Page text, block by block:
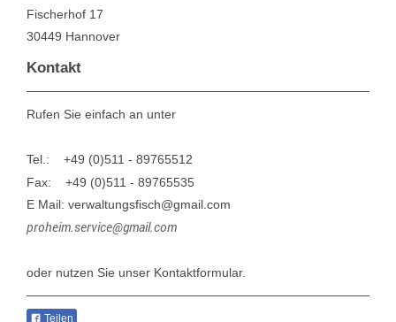
Fischerhof 17
30449 Hannover
Kontakt
Rufen Sie einfach an unter
Tel.: +49 (0)511 - 89765512
Fax: +49 (0)511 - 89765535
E Mail: verwaltungsfisch@gmail.com
proheim.service@gmail.com
oder nutzen Sie unser Kontaktformular.
Teilen